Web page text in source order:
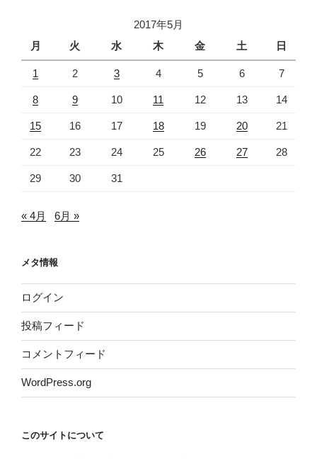
2017年5月
月
火 水 木 金 土 日
1 2 3 4 5 6 7
8 9 10 11 12 13 14
15 16 17 18 19 20 21
22 23 24 25 26 27 28
29 30 31
« 4月 6月 »
メタ情報
ログイン
投稿フィード
コメントフィード
WordPress.org
このサイトについて